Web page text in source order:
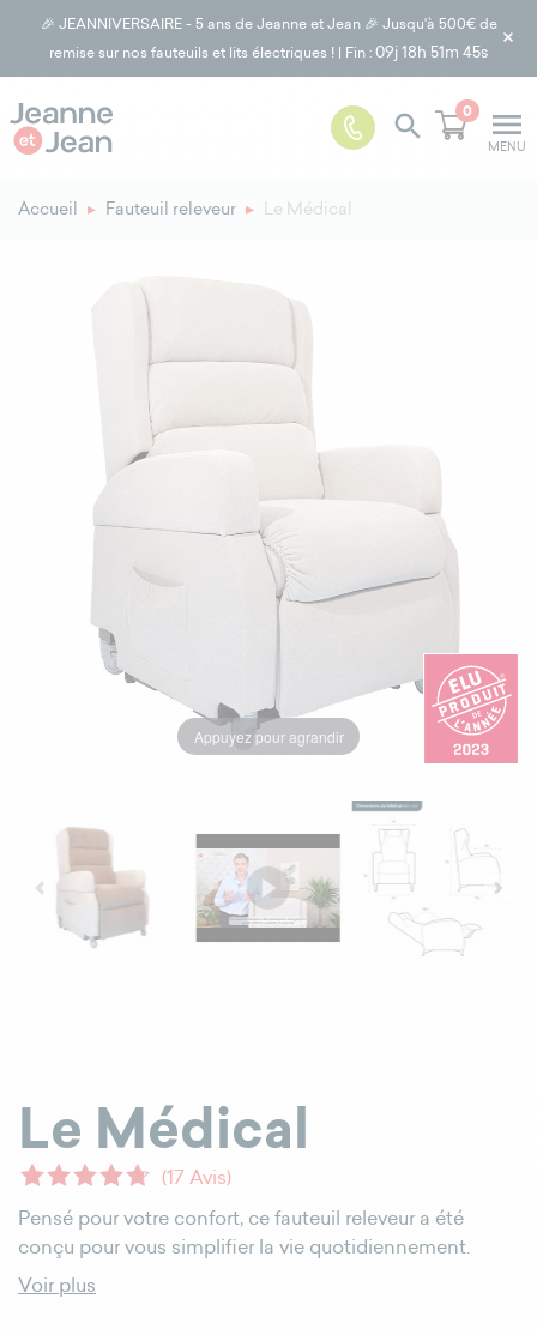
🎉 JEANNIVERSAIRE - 5 ans de Jeanne et Jean 🎉 Jusqu'à 500€ de
remise sur nos fauteuils et lits électriques ! | Fin :09j18h 51m 43s ×
 0 menu
MENU
Accueil Fauteuil releveur Le Médical
Appuyez pour agrandir
Le Médical
(17 Avis)
Pensé pour votre confort, ce fauteuil releveur a été
conçu pour vous simplifier la vie quotidiennement.
Voir plus